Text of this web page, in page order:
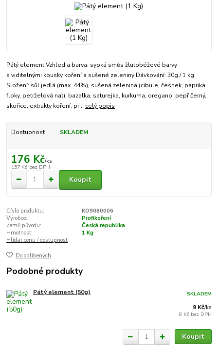
Pátý element Vzhled a barva: sypká směs žlutobéžové barvy
s viditelnými kousky koření a sušené zeleniny Dávkování: 30g / 1 kg
Složení: sůl jedlá (max. 44%), sušená zelenina (cibule, česnek, paprika
floky, petrželová nať), bazalka, saturejka, kurkuma, oregano, pepř černý,
skořice, extrakty koření, pr... celý popis
Dostupnost SKLADEM
176 Kč/ks
157 Kč bez DPH
Koupit
Číslo produktu:
KO9080006
Výrobce:
Profikoření
Země původu:
Česká republika
Hmotnost:
1 Kg
Hlídat cenu / dostupnost
Do oblíbených
Podobné produkty
Pátý element (50g)
9 Kč/ks
8 Kč bez DPH
SKLADEM
Koupit